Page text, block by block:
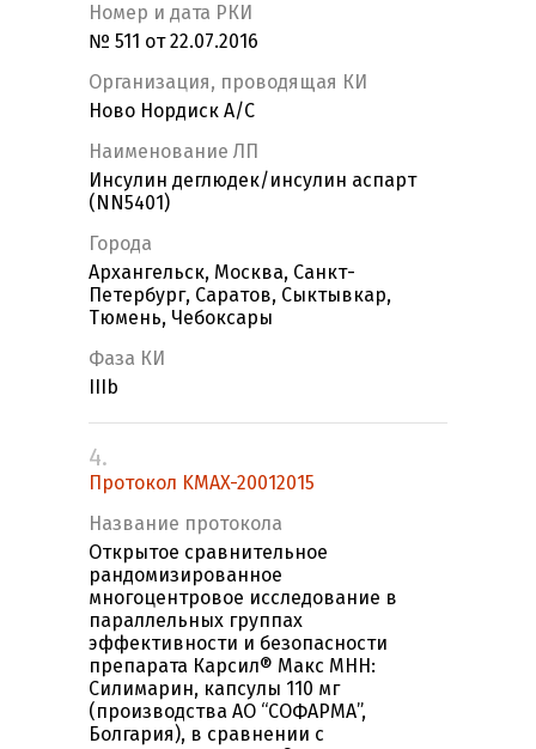
Номер и дата РКИ
№ 511 от 22.07.2016
Организация, проводящая КИ
Ново Нордиск А/С
Наименование ЛП
Инсулин деглюдек/инсулин аспарт
(NN5401)
Города
Архангельск, Москва, Санкт-
Петербург, Саратов, Сыктывкар,
Тюмень, Чебоксары
Фаза КИ
IIIb
4.
Протокол KMAX-20012015
Название протокола
Открытое сравнительное
рандомизированное
многоцентровое исследование в
параллельных группах
эффективности и безопасности
препарата Карсил® Макс МНН:
Силимарин, капсулы 110 мг
(производства АО “СОФАРМА”,
Болгария), в сравнении с